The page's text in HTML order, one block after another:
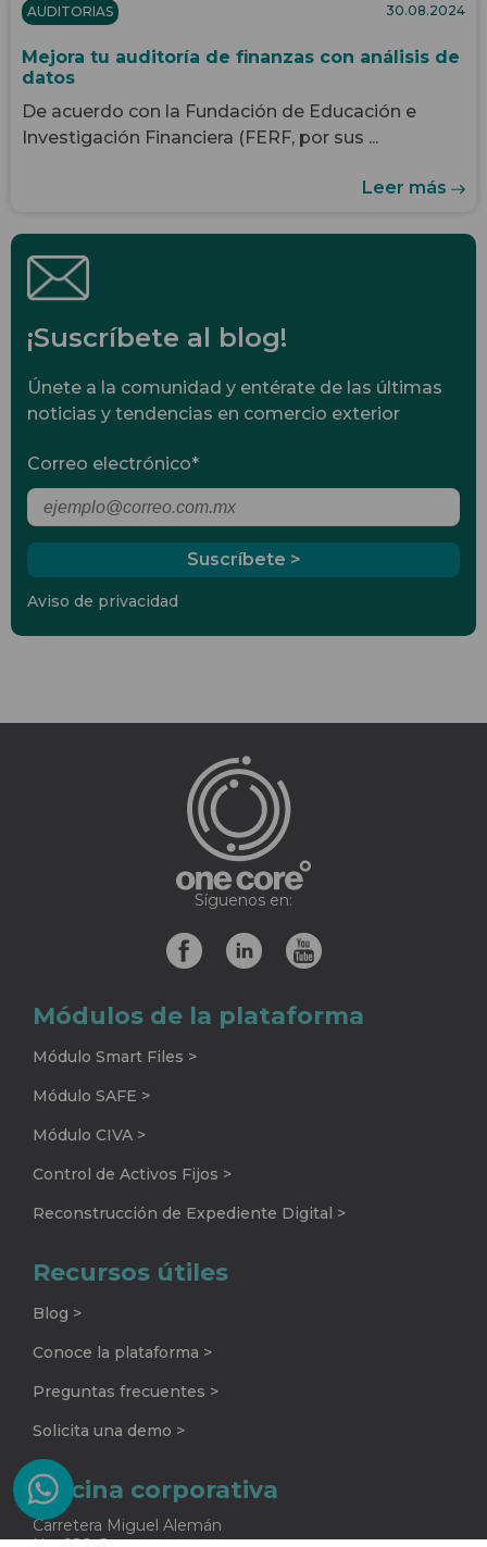
AUDITORIAS 30.08.2024
Mejora tu auditoría de finanzas con análisis de
datos
De acuerdo con la Fundación de Educación e
Investigación Financiera (FERF, por sus ...
Leer más
¡Suscríbete al blog!
Únete a la comunidad y entérate de las últimas
noticias y tendencias en comercio exterior
Correo electrónico*
Aviso de privacidad
Síguenos en:
Módulos de la plataforma
Módulo Smart Files >
Módulo SAFE >
Módulo CIVA >
Control de Activos Fijos >
Reconstrucción de Expediente Digital >
Recursos útiles
Blog >
Conoce la plataforma >
Preguntas frecuentes >
Solicita una demo >
Oficina corporativa
Carretera Miguel Alemán